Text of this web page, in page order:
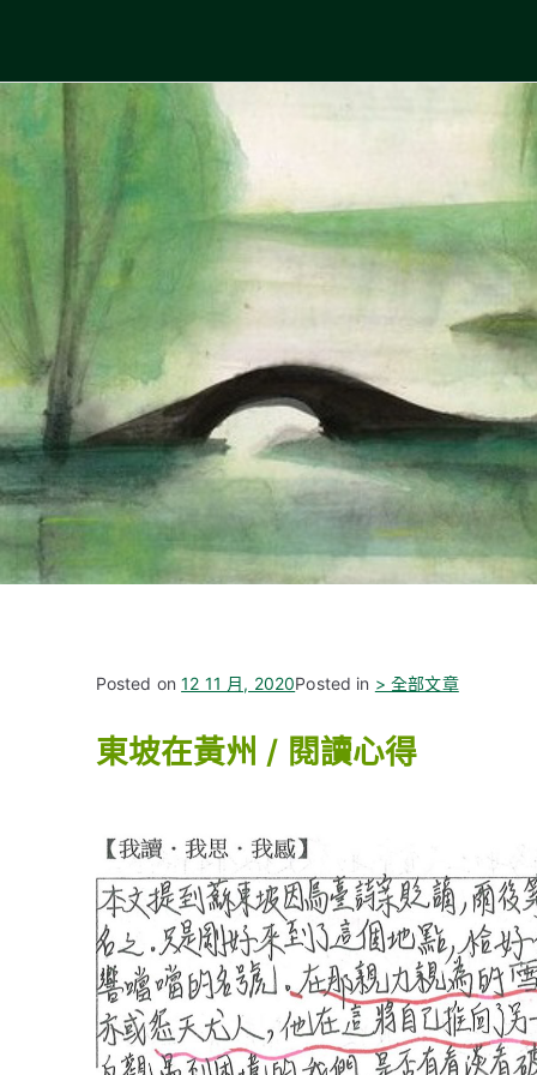
content
中國古典文學
Posted on12 11 月, 2020Posted in > 全部文章
東坡在黃州 / 閱讀心得